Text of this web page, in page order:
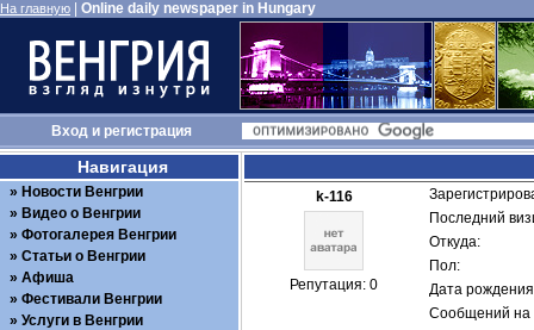
На главную Online daily newspaper in Hungary
Входи регистрация
k-116
Репутация: 0
Последний
Откуда:
Пол:
Дата
Сообщений на
Навигация
Новости Венгрии
Видео о Венгрии
Фотогалерея Венгрии
Статьи о Венгрии
Афиша
Фестивали Венгрии
Услуги в Венгрии